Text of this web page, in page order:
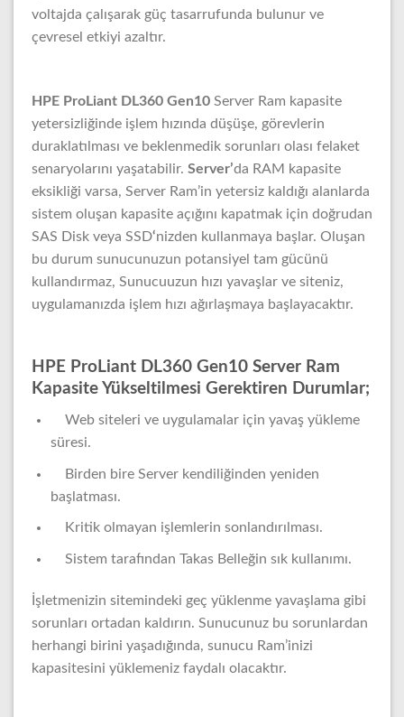
voltajda çalışarak güç tasarrufunda bulunur ve
çevresel etkiyi azaltır.
HPE ProLiant DL360 Gen10 Server Ram kapasite
yetersizliğinde işlem hızında düşüşe, görevlerin
duraklatılması ve beklenmedik sorunları olası felaket
senaryolarını yaşatabilir. Server’da RAM kapasite
eksikliği varsa, Server Ram’in yetersiz kaldığı alanlarda
sistem oluşan kapasite açığını kapatmak için doğrudan
SAS Disk veya SSD‘nizden kullanmaya başlar. Oluşan
bu durum sunucunuzun potansiyel tam gücünü
kullandırmaz, Sunucuuzun hızı yavaşlar ve siteniz,
uygulamanızda işlem hızı ağırlaşmaya başlayacaktır.
HPE ProLiant DL360 Gen10 Server Ram
Kapasite Yükseltilmesi Gerektiren Durumlar;
Web siteleri ve uygulamalar için yavaş yükleme
süresi.
Birden bire Server kendiliğinden yeniden
başlatması.
Kritik olmayan işlemlerin sonlandırılması.
Sistem tarafından Takas Belleğin sık kullanımı.
İşletmenizin sitemindeki geç yüklenme yavaşlama gibi
sorunları ortadan kaldırın. Sunucunuz bu sorunlardan
herhangi birini yaşadığında, sunucu Ram’inizi
kapasitesini yüklemeniz faydalı olacaktır.